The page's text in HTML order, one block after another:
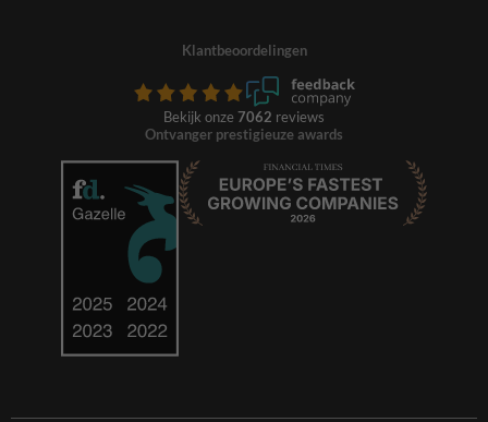
Klantbeoordelingen
Bekijk onze 7062 reviews
Ontvanger prestigieuze awards